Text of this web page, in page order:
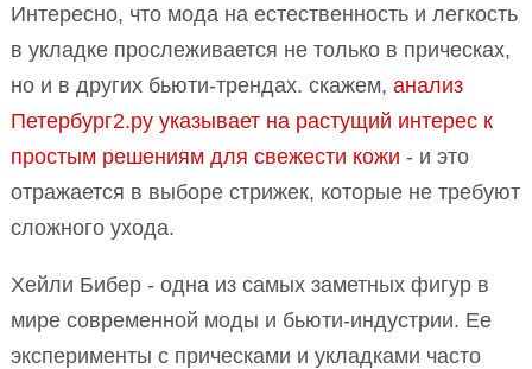
Интересно, что мода на естественность и легкость
в укладке прослеживается не только в прическах,
но и в других бьюти-трендах. скажем, анализ
Петербург2.ру указывает на растущий интерес к
простым решениям для свежести кожи - и это
отражается в выборе стрижек, которые не требуют
сложного ухода.
Хейли Бибер - одна из самых заметных фигур в
мире современной моды и бьюти-индустрии. Ее
эксперименты с прическами и укладками часто